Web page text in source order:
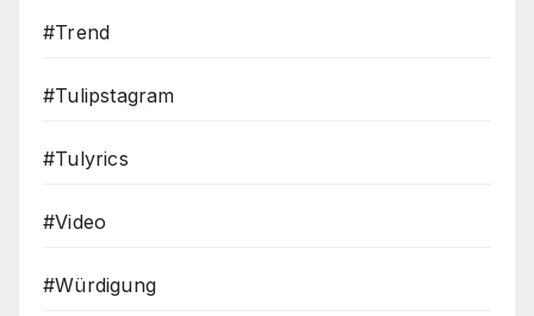
#Trend
#Tulipstagram
#Tulyrics
#Video
#Würdigung